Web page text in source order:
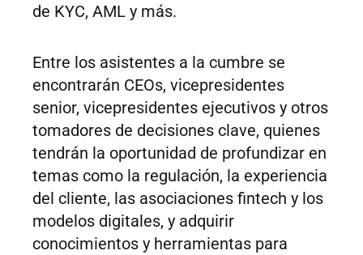
de KYC, AML y más.
Entre los asistentes a la cumbre se
encontrarán CEOs, vicepresidentes
senior, vicepresidentes ejecutivos y otros
tomadores de decisiones clave, quienes
tendrán la oportunidad de profundizar en
temas como la regulación, la experiencia
del cliente, las asociaciones fintech y los
modelos digitales, y adquirir
conocimientos y herramientas para